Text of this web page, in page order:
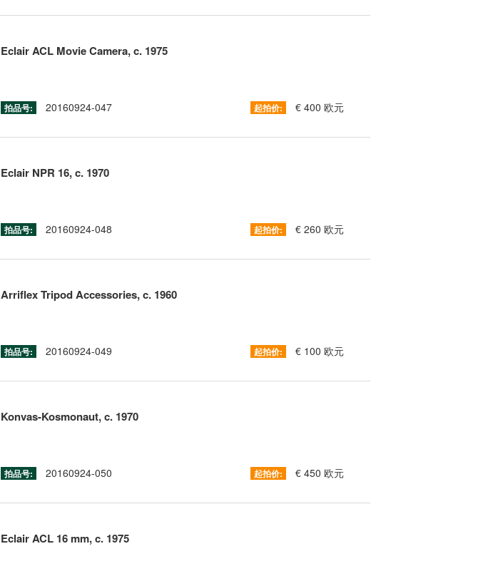
Eclair ACL Movie Camera, c. 1975
拍品号: 20160924-047 起拍价: € 400 欧元
Eclair NPR 16, c. 1970
拍品号: 20160924-048 起拍价: € 260 欧元
Arriflex Tripod Accessories, c. 1960
拍品号: 20160924-049 起拍价: € 100 欧元
Konvas-Kosmonaut, c. 1970
拍品号: 20160924-050 起拍价: € 450 欧元
Eclair ACL 16 mm, c. 1975